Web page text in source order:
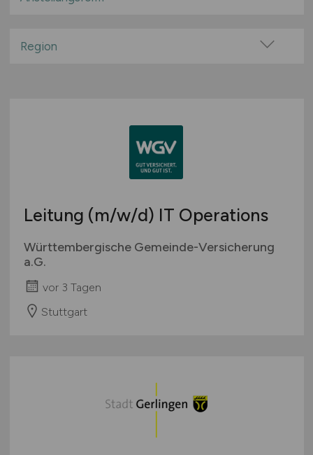
Remote aus dem Ausland möglich
befristete Anstellung
Arbeitnehmerüberlassung
geringfügige Beschäftigung / Minijob
Berufseinstieg / Trainee
Studentenjobs / Werkstudenten
Ausbildung / Studium
Praktikum
Region
Mecklenburg-Vorpommern
Nordrhein-Westfalen
Rheinland-Pfalz
Sachsen
Deutschlandweit
Leitung (m/w/d) IT Operations
Württembergische Gemeinde-Versicherung
a.G.
vor 3 Tagen
Stuttgart